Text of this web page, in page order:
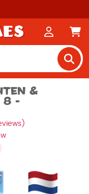
&
8 -
)